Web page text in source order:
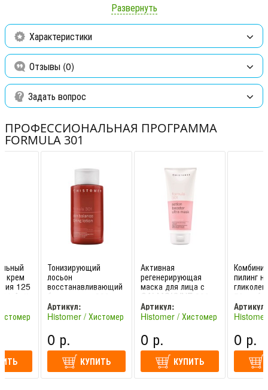
Edta, Methylpropanediol, Lauric Acid, Lauryl Alcohol
Развернуть
Характеристики
Отзывы (0)
Задать вопрос
ПРОФЕССИОНАЛЬНАЯ ПРОГРАММА
FORMULA 301
крем
125
Anti
Тонизирующий
лосьон
восстанавливающий
баланс кожи 300 мл
formula 301 Skin
Balance Toning Lot
Артикул:
HIS301P02
Histomer / Хистомер
0 р.
КУПИТЬ
Активная
регенерирующая
маска для лица с
CALMOKYNE 200
мл formula 301
Action Booster Ultra
Артикул:
HIS301P08
Histomer / Хистомер
0 р.
КУПИТЬ
пилинг
50 мл
Glycolic
Histomer
Артикул:
0 р.